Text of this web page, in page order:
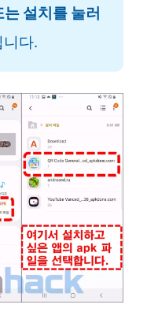
는 설치를 눌러
다.